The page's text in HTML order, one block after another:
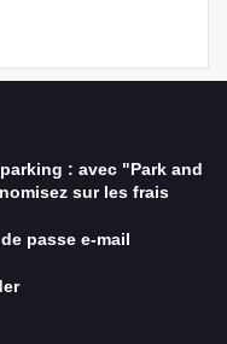
: avec "Park and
sur les frais
passe e-mail